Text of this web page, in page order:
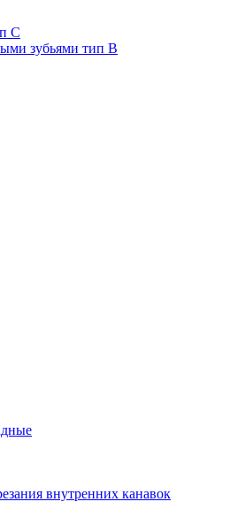
C
зубьями тип B
внутренних канавок